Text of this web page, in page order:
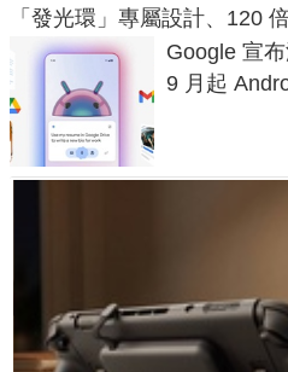
「發光環」專屬設計、120
Google 宣
9 月起